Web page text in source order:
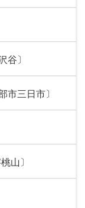
谷〕
市三日市〕
山〕